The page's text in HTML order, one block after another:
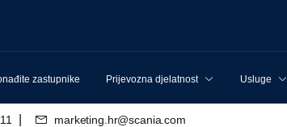
zastupnike Prijevozna djelatnost Usluge
marketing.hr@scania.com